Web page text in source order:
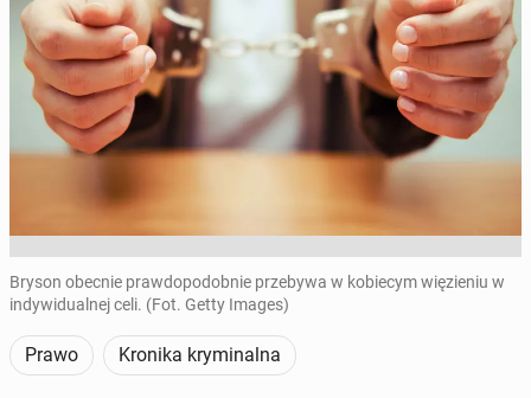
Bryson obecnie prawdopodobnie przebywa w kobiecym więzieniu w
indywidualnej celi. (Fot. Getty Images)
Prawo Kronika kryminalna